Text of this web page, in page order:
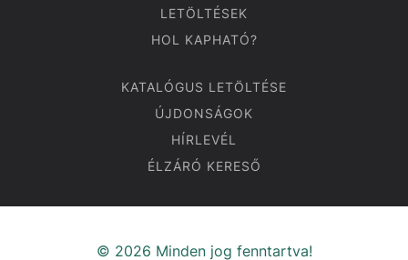
LETÖLTÉSEK
HOL KAPHATÓ?
KATALÓGUS LETÖLTÉSE
ÚJDONSÁGOK
HÍRLEVÉL
ÉLZÁRÓ KERESŐ
© 2026 Minden jog fenntartva!